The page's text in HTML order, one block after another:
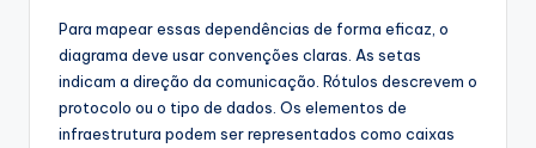
Para mapear essas dependências de forma eficaz, o
diagrama deve usar convenções claras. As setas
indicam a direção da comunicação. Rótulos descrevem o
protocolo ou o tipo de dados. Os elementos de
infraestrutura podem ser representados como caixas